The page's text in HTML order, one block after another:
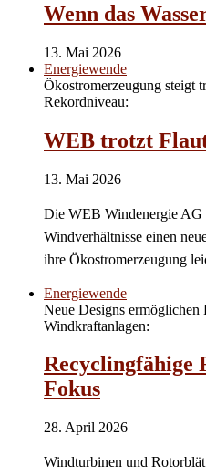
Wenn das
13. Mai 2026
Energiewende
Ökostromerzeugung steigt
Rekordniveau:
WEB trotzt
13. Mai 2026
Die WEB Windenergie AG
Windverhältnisse einen
ihre Ökostromerzeugung
Energiewende
Neue Designs ermöglichen
Windkraftanlagen:
Recyclingfähige
Fokus
28. April 2026
Windturbinen und